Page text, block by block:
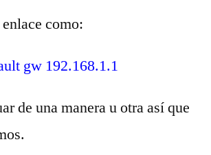
como:
gw 192.168.1.1
de una manera u otra así que